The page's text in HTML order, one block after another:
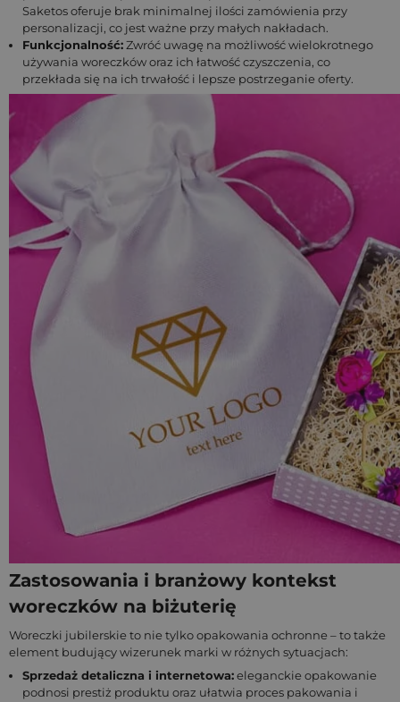
Saketos oferuje brak minimalnej ilości zamówienia przy
personalizacji, co jest ważne przy małych nakładach.
Funkcjonalność:Zwróć uwagę na możliwość wielokrotnego
używania woreczków oraz ich łatwość czyszczenia, co
przekłada się na ich trwałość i lepsze postrzeganie oferty.
Zastosowania i branżowy kontekst
woreczków na biżuterię
Woreczki jubilerskie to nie tylko opakowania ochronne – to także
element budujący wizerunek marki w różnych sytuacjach:
Sprzedaż detaliczna i internetowa:eleganckie opakowanie
podnosi prestiż produktu oraz ułatwia proces pakowania i